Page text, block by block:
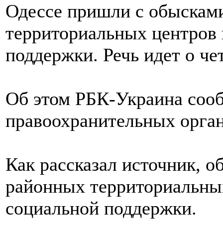
Одессе пришли с
территориальных
поддержки. Речь идет о
Об этом РБК-Украина
правоохранительных
Как рассказал источник,
районных
социальной поддержки.